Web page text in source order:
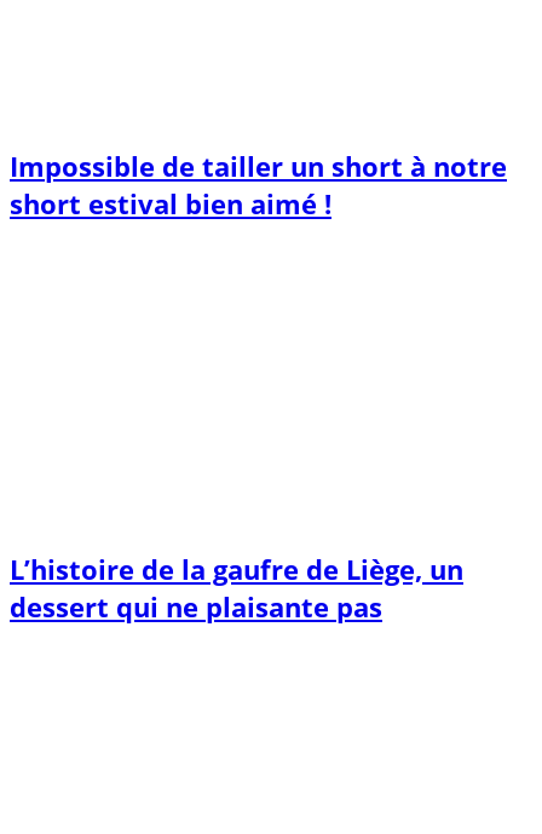
Impossible de tailler un short à notre
short estival bien aimé !
L’histoire de la gaufre de Liège, un
dessert qui ne plaisante pas